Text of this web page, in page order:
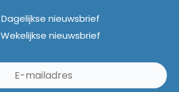
Dagelijkse nieuwsbrief
Wekelijkse nieuwsbrief